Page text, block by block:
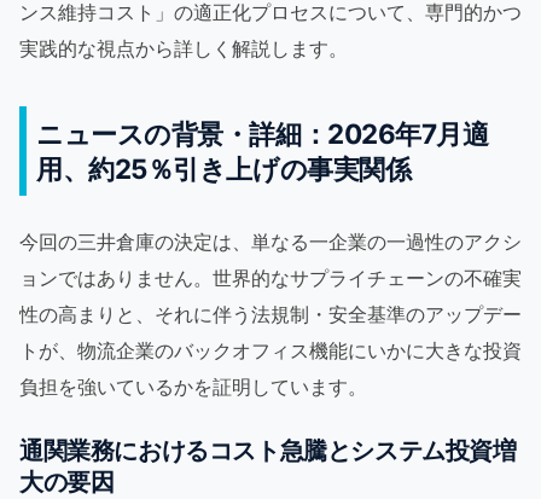
ンス維持コスト」の適正化プロセスについて、専門的かつ
実践的な視点から詳しく解説します。
ニュースの背景・詳細：2026年7月適
用、約25％引き上げの事実関係
今回の三井倉庫の決定は、単なる一企業の一過性のアクシ
ョンではありません。世界的なサプライチェーンの不確実
性の高まりと、それに伴う法規制・安全基準のアップデー
トが、物流企業のバックオフィス機能にいかに大きな投資
負担を強いているかを証明しています。
通関業務におけるコスト急騰とシステム投資増
大の要因